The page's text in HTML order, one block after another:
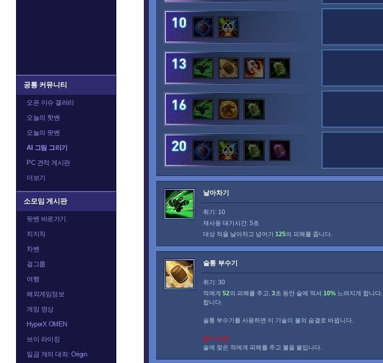
공통 커뮤니티
오픈 이슈 갤러리
오늘의 핫벤
오늘의 팟벤
AI 그림 그리기
PC 견적 게시판
더보기
소모임 게시판
팟벤 바로가기
치지직
차벤
걸그룹
여행
해외게임정보
게임 영상
HyperX OMEN
브이 라이징
일곱 개의 대죄: Origin
정예타우렌 정크랫 제라툴
카시아 캘타스 케리건
트레이서 티란데
날아차기
취기: 10
재사용 대기시간: 5초
대상 적을 날아차고 넘어가 125의 피해를 줍니다.
술통 부수기
취기: 30
적에게 52의 피해를 주고, 3초 동안 술에 적셔 10% 느려지게 합니다.
합니다.
술통 부수기를 사용하면 이 기술이 불의 숨결로 바뀝니다.
불의 숨결
술에 젖은 적에게 피해를 주고 불을 붙입니다.